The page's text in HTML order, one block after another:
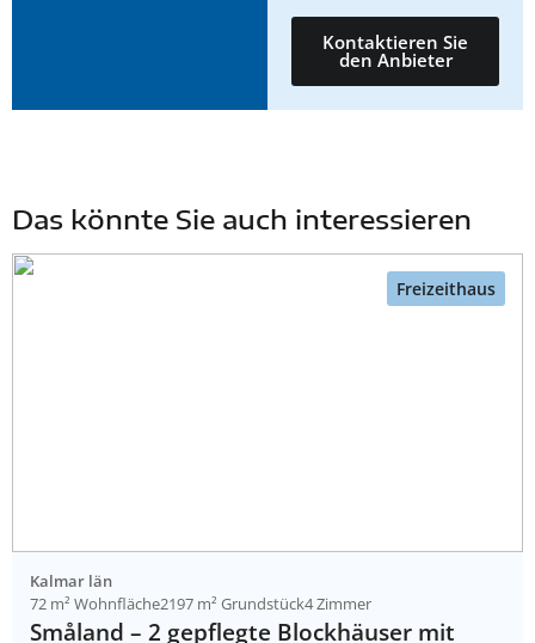
Kontaktieren Sie
den Anbieter
Das könnte Sie auch interessieren
Freizeithaus
Kalmar län
72 m² Wohnfläche2197 m² Grundstück4 Zimmer
Småland – 2 gepflegte Blockhäuser mit